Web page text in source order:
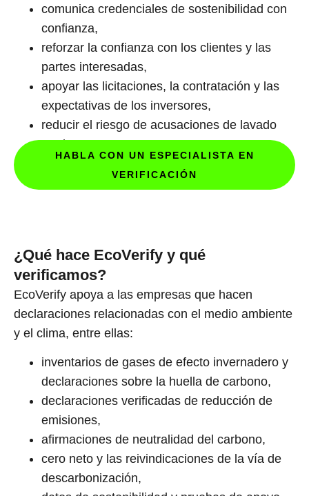
comunica credenciales de sostenibilidad con
confianza,
reforzar la confianza con los clientes y las
partes interesadas,
apoyar las licitaciones, la contratación y las
expectativas de los inversores,
reducir el riesgo de acusaciones de lavado
verde.
HABLA CON UN ESPECIALISTA EN
VERIFICACIÓN
¿Qué hace EcoVerify y qué
verificamos?
EcoVerify apoya a las empresas que hacen
declaraciones relacionadas con el medio ambiente
y el clima, entre ellas:
inventarios de gases de efecto invernadero y
declaraciones sobre la huella de carbono,
declaraciones verificadas de reducción de
emisiones,
afirmaciones de neutralidad del carbono,
cero neto y las reivindicaciones de la vía de
descarbonización,